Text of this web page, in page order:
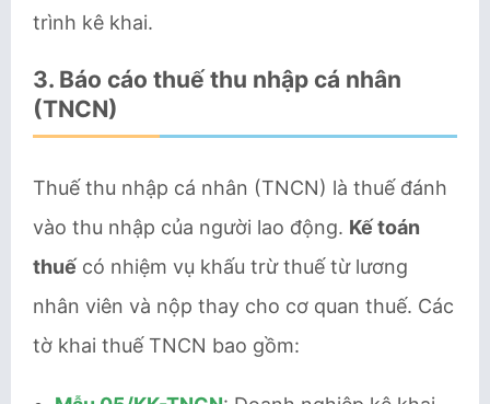
trình kê khai.
3. Báo cáo thuế thu nhập cá nhân
(TNCN)
Thuế thu nhập cá nhân (TNCN) là thuế đánh
vào thu nhập của người lao động. Kế toán
thuếcó nhiệm vụ khấu trừ thuế từ lương
nhân viên và nộp thay cho cơ quan thuế. Các
tờ khai thuế TNCN bao gồm: